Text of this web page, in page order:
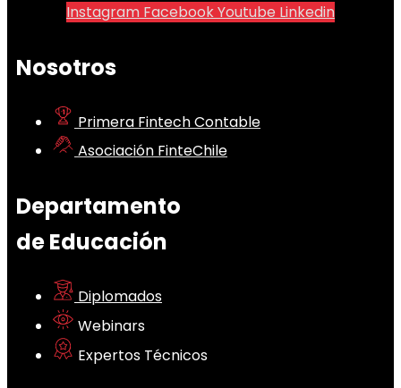
Instagram FacebookYoutube Linkedin
Nosotros
Primera Fintech Contable
Asociación FinteChile
Departamento
de Educación
Diplomados
Webinars
Expertos Técnicos